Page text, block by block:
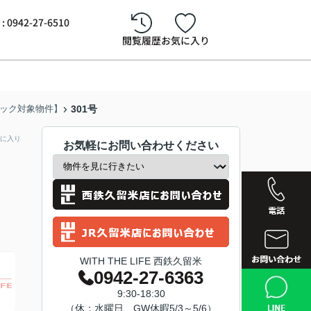
0942-27-6510
閲覧履歴お気に入り
西鉄久
ク対象物件】 301号
入り
お気軽にお問い合わせください
WITH THE LIFE 西鉄久留米
0942-27-6363
9:30-18:30
（休：水曜日、GW休暇5/3～5/6）